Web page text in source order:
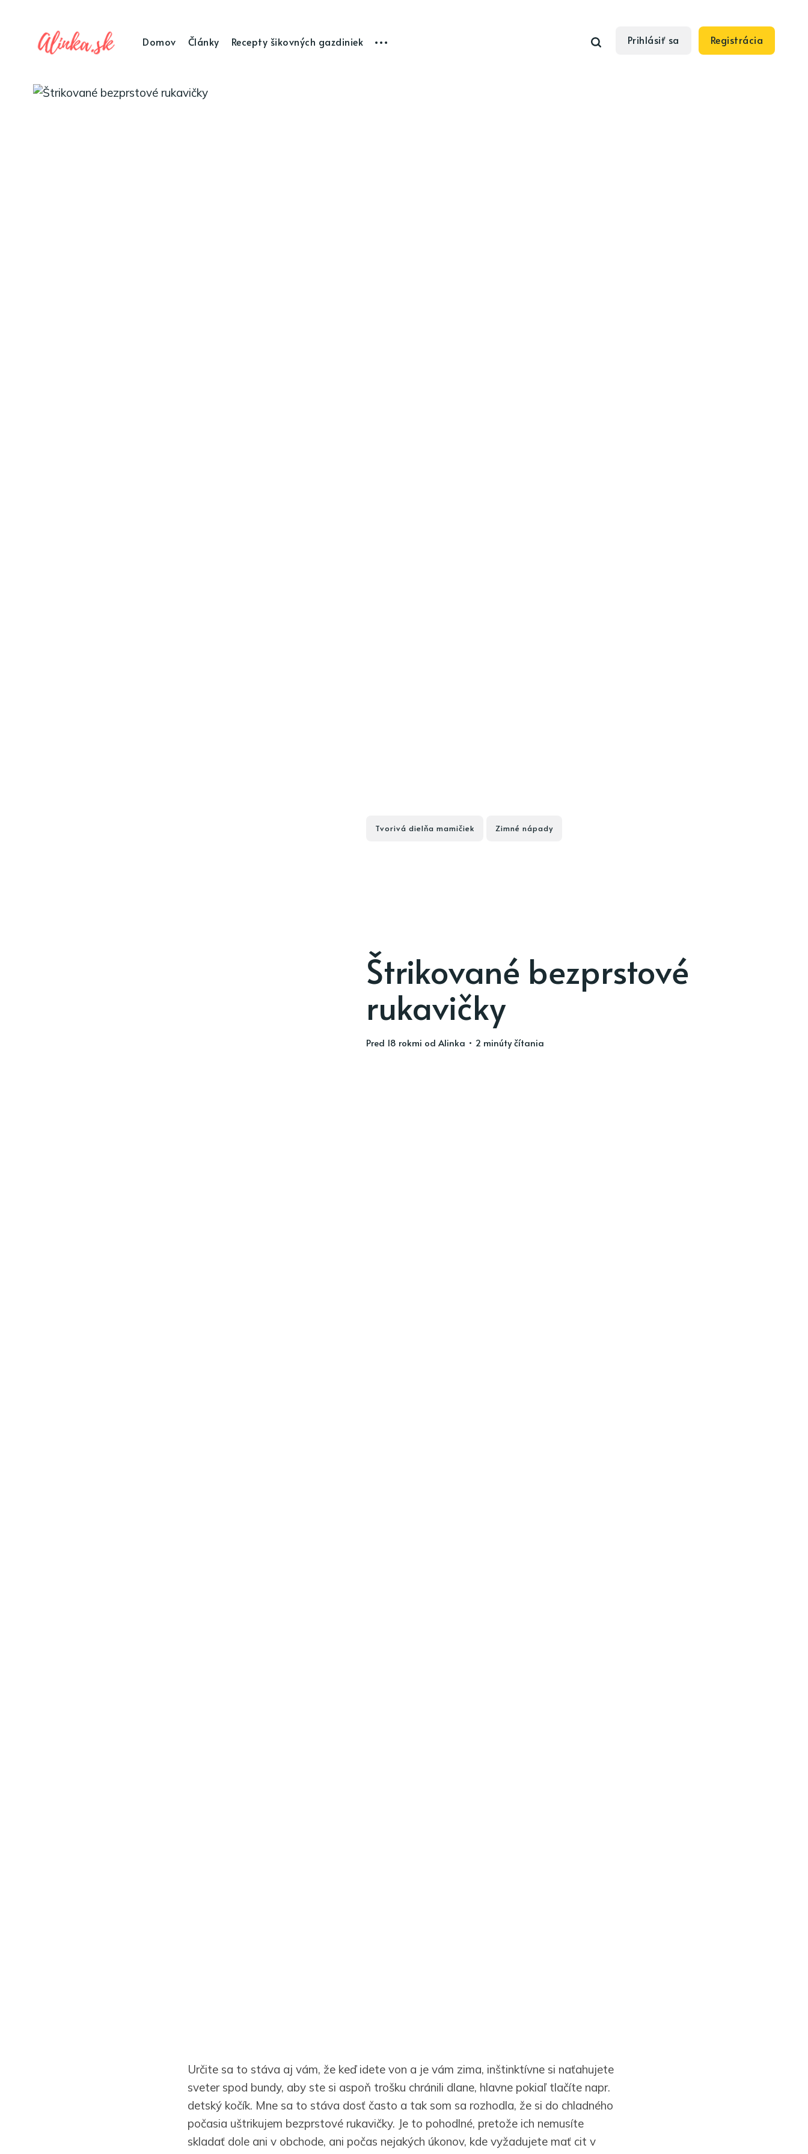
Domov Články Recepty šikovných gazdiniek Prihlásiť sa Registrácia
Tvorivá dielňa mamičiek Zimné nápady
Štrikované bezprstové
rukavičky
pred 18 rokmi od Alinka • 2 minúty čítania
Určite sa to stáva aj vám, že keď idete von a je vám zima, inštinktívne si naťahujete
sveter spod bundy, aby ste si aspoň trošku chránili dlane, hlavne pokiaľ tlačíte napr.
detský kočík. Mne sa to stáva dosť často a tak som sa rozhodla, že si do chladného
počasia uštrikujem bezprstové rukavičky. Je to pohodlné, pretože ich nemusíte
skladať dole ani v obchode, ani počas nejakých úkonov, kde vyžadujete mať cit v